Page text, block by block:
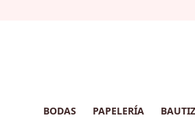
BODAS PAPELERÍA